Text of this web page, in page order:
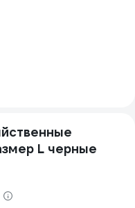
L черные